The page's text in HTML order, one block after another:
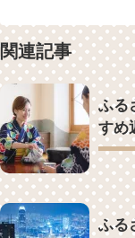
関連記事
ふる
すめ
ふる